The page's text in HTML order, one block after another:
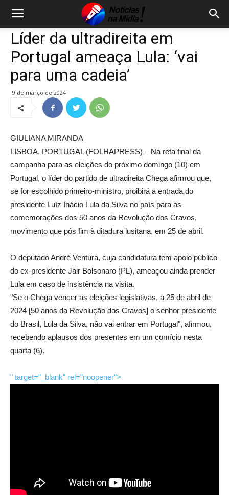
Líder da ultradireita em
Portugal ameaça Lula: ‘vai
para uma cadeia’
9 de março de 2024
GIULIANA MIRANDA
LISBOA, PORTUGAL (FOLHAPRESS) – Na reta final da
campanha para as eleições do próximo domingo (10) em
Portugal, o líder do partido de ultradireita Chega afirmou que,
se for escolhido primeiro-ministro, proibirá a entrada do
presidente Luíz Inácio Lula da Silva no país para as
comemorações dos 50 anos da Revolução dos Cravos,
movimento que pôs fim à ditadura lusitana, em 25 de abril.
O deputado André Ventura, cuja candidatura tem apoio público
do ex-presidente Jair Bolsonaro (PL), ameaçou ainda prender
Lula em caso de insistência na visita.
"Se o Chega vencer as eleições legislativas, a 25 de abril de
2024 [50 anos da Revolução dos Cravos] o senhor presidente
do Brasil, Lula da Silva, não vai entrar em Portugal", afirmou,
recebendo aplausos dos presentes em um comício nesta
quarta (6).
" target="_blank" rel="noopener">